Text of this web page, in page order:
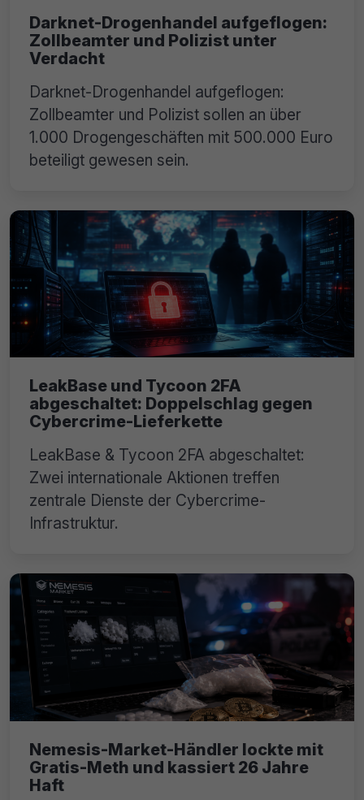
Darknet-Drogenhandel aufgeflogen:
Zollbeamter und Polizist unter
Verdacht
Darknet-Drogenhandel aufgeflogen:
Zollbeamter und Polizist sollen an über
1.000 Drogengeschäften mit 500.000 Euro
beteiligt gewesen sein.
LeakBase und Tycoon 2FA
abgeschaltet: Doppelschlag gegen
Cybercrime-Lieferkette
LeakBase & Tycoon 2FA abgeschaltet:
Zwei internationale Aktionen treffen
zentrale Dienste der Cybercrime-
Infrastruktur.
Nemesis-Market-Händler lockte mit
Gratis-Meth und kassiert 26 Jahre
Haft